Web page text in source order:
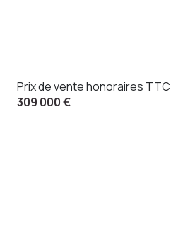
Prix de vente honoraires
309 000 €